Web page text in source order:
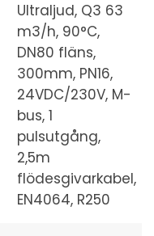
Ultraljud, Q3 63
m3/h, 90°C,
DN80 fläns,
300mm, PN16,
24VDC/230V, M-
bus, 1
pulsutgång,
2,5m
flödesgivarkabel,
EN4064, R250